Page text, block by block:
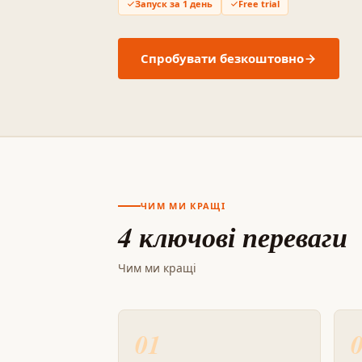
Запуск за 1 день Free trial
Спробувати безкоштовно
ЧИМ МИ КРАЩІ
4 ключові переваги
Чим ми кращі
01